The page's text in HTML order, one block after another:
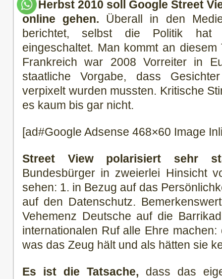
Im Herbst 2010 soll Google Street
online gehen. Überall in den
berichtet, selbst die Politik hat
eingeschaltet. Man kommt an
Frankreich war 2008 Vorreiter in
staatliche Vorgabe, dass
verpixelt wurden mussten. Kritische
es kaum bis gar nicht.
[ad#Google Adsense 468×60 Image
Street View polarisiert sehr
Bundesbürger in zweierlei Hinsicht
sehen: 1. in Bezug auf das
auf den Datenschutz.
Vehemenz Deutsche auf die
internationalen Ruf alle Ehre
was das Zeug hält und als hätten sie
Es ist die Tatsache, dass das